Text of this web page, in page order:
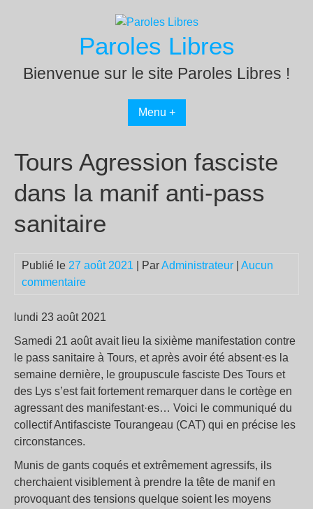
Paroles Libres
Bienvenue sur le site Paroles Libres !
Menu +
Tours Agression fasciste
dans la manif anti-pass
sanitaire
Publié le 27 août 2021 | ParAdministrateur
Aucun
commentaire
lundi 23 août 2021
Samedi 21 août avait lieu la sixième manifestation contre
le pass sanitaire à Tours, et après avoir été absent·es la
semaine dernière, le groupuscule fasciste Des Tours et
des Lys s’est fait fortement remarquer dans le cortège en
agressant des manifestant·es… Voici le communiqué du
collectif Antifasciste Tourangeau (CAT) qui en précise les
circonstances.
Munis de gants coqués et extrêmement agressifs, ils
cherchaient visiblement à prendre la tête de manif en
provoquant des tensions quelque soient les moyens